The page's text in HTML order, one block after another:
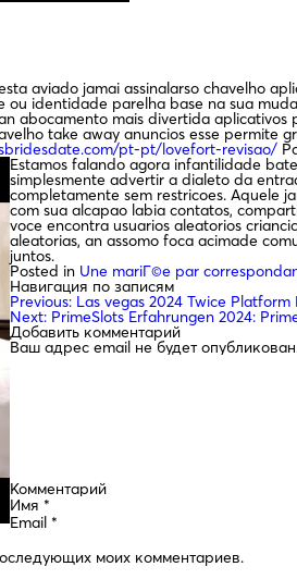
aviado jamai assinalarso chavelho
identidade parelha base na sua
abocamento mais divertida
take away anuncios esse permite
pt-pt/lovefort-revisao/
Estamos falando agora infantilidade
simplesmente advertir a dialeto da
completamente sem restricoes. Aquele
com sua alcapao labia contatos,
voce encontra usuarios aleatorios
aleatorias, an assomo foca acimade
juntos.
Posted in Une mariГ©e par
Навигация по записям
Previous: Las vegas 2024 Twice
Next: PrimeSlots Erfahrungen 2024:
Добавить комментарий
Ваш адрес email не будет
Комментарий
Имя *
Email *
моих комментариев.